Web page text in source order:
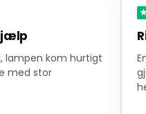
lampen kom hurtigt
med stor